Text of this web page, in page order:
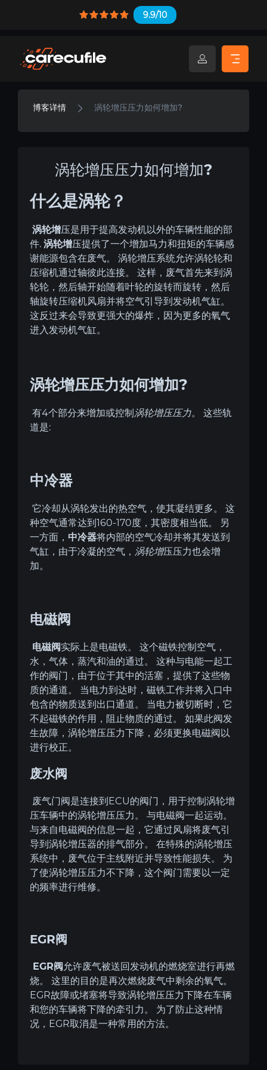
9.9/10
博客详情 涡轮增压压力如何增加?
涡轮增压压力如何增加?
什么是涡轮？
涡轮增压是用于提高发动机以外的车辆性能的部
件. 涡轮增压提供了一个增加马力和扭矩的车辆感
谢能源包含在废气。
涡轮增压系统允许涡轮轮和
压缩机通过轴彼此连接。
这样，废气首先来到涡
轮轮，然后轴开始随着叶轮的旋转而旋转，然后
轴旋转压缩机风扇并将空气引导到发动机气缸。
这反过来会导致更强大的爆炸，因为更多的氧气
进入发动机气缸。
涡轮增压压力如何增加?
有4个部分来增加或控制 涡轮增压压力。
这些轨
道是:
中冷器
它冷却从涡轮发出的热空气，使其凝结更多。
这
种空气通常达到 160-170度，其密度相当低。
另
一方面， 中冷器将内部的空气冷却并将其发送到
气缸，由于冷凝的空气， 涡轮增压压力也会增
加。
电磁阀
电磁阀实际上是电磁铁。
这个磁铁控制空气，
水，气体，蒸汽和油的通过。
这种与电能一起工
作的阀门，由于位于其中的活塞，提供了这些物
质的通道。
当电力到达时，磁铁工作并将入口中
包含的物质送到出口通道。
当电力被切断时，它
不起磁铁的作用，阻止物质的通过。
如果此阀发
生故障，涡轮增压压力下降，必须更换电磁阀以
进行校正。
废水阀
废气门阀是连接到 ECU的阀门，用于控制涡轮增
压车辆中的涡轮增压压力。 与电磁阀一起运动。
与来自电磁阀的信息一起，它通过风扇将废气引
导到涡轮增压器的排气部分。
在特殊的涡轮增压
系统中，废气位于主线附近并导致性能损失。
为
了使涡轮增压压力不下降，这个阀门需要以一定
的频率进行维修。
EGR阀
EGR阀 允许废气被送回发动机的燃烧室进行再燃
烧。
这里的目的是再次燃烧废气中剩余的氧气。
EGR故障或堵塞将导致涡轮增压压力下降在车辆
和您的车辆将下降的牵引力。
为了防止这种情
况， EGR取消是一种常用的方法。